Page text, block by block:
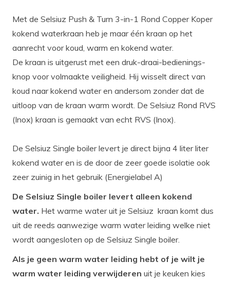
Met de Selsiuz Push & Turn 3-in-1 Rond Copper Koper
kokend waterkraan heb je maar één kraan op het
aanrecht voor koud, warm en kokend water.
De kraan is uitgerust met een druk-draai-bedienings-
knop voor volmaakte veiligheid. Hij wisselt direct van
koud naar kokend water en andersom zonder dat de
uitloop van de kraan warm wordt. De Selsiuz Rond RVS
(Inox) kraan is gemaakt van echt RVS (Inox).
De Selsiuz Single boiler levert je direct bijna 4 liter liter
kokend water en is de door de zeer goede isolatie ook
zeer zuinig in het gebruik (Energielabel A)
De Selsiuz Single boiler levert alleen kokend
water. Het warme water uit je Selsiuz kraan komt dus
uit de reeds aanwezige warm water leiding welke niet
wordt aangesloten op de Selsiuz Single boiler.
Als je geen warm water leiding hebt of je wilt je
warm water leiding verwijderen uit je keuken kies